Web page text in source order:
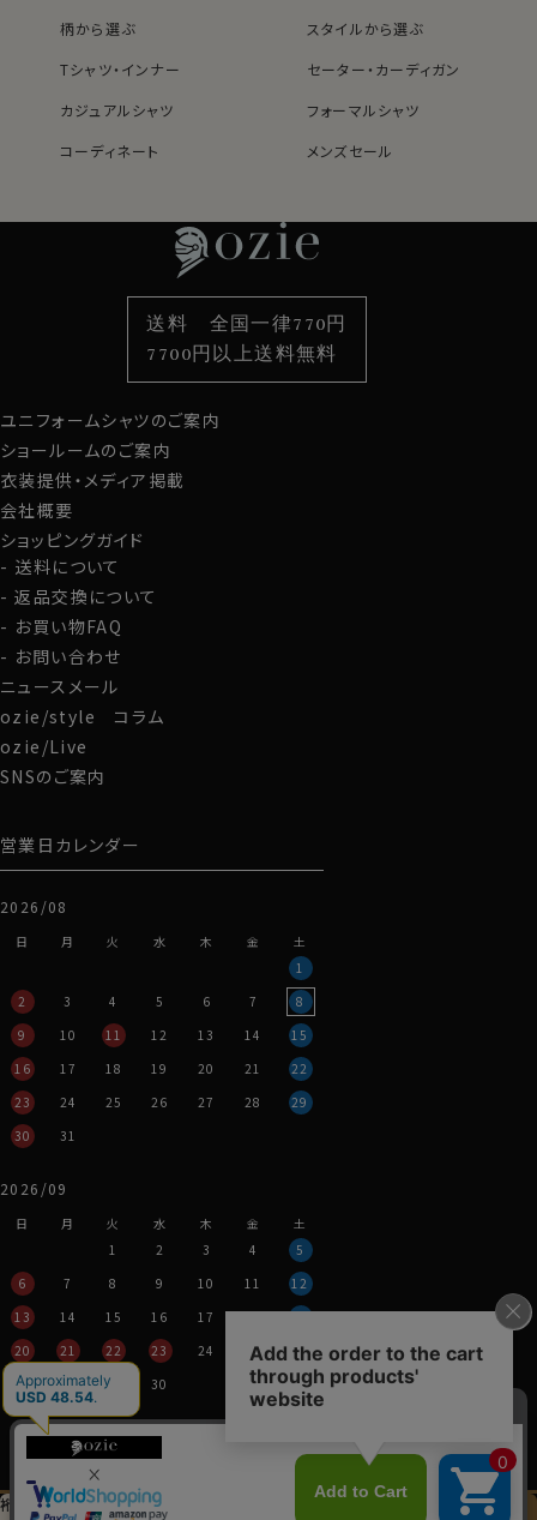
わせてビジネスに、ストレッチ性があるのでゴルフやスポ
ーツに、広範囲にコーディネイトできる人気のソフトスト
ネクタイをする場合は、素材感がおなじニットタイがおす
裄丈加工＆イニシャル刺繍
この商品を
柄から選ぶ
スタイルから選ぶ
Tシャツ・インナー
セーター・カーディガン
カジュアルシャツ
フォーマルシャツ
コーディネート
メンズセール
袖・カフス型から選ぶ
色から選ぶ
柄から選ぶ
スタイルから選ぶ
カジュアルシャツ
定番シャツ
カフスボタン
サスペンダー
財布・名刺入れ
バッグ
ストール・マフラー
グローブ
ユニフォームシャツのご案内
ショールームのご案内
衣装提供・メディア掲載
会社概要
ショッピングガイド
送料について
返品交換について
お買い物FAQ
お問い合わせ
ニュースメール
ozie/style コラム
ozie/Live
SNSのご案内
営業日カレンダー
2026/08
日 月 火 水 木 金
土
1
2
3 4 5 6 7
8
9
10 11 12 13 14
15
16
17 18 19 20 21
22
23
24 25 26 27 28
29
30
31
2026/09
日 月 火 水 木 金
土
1
2 3 4
5
6
7 8 9 10 11
12
13
14 15 16 17 18
19
20
21 22 23 24 25
26
27
28 29 30
送料 全国一律770円
7700円以上送料無料
営業時間：平日11時～17時
定休日：土・日・祝
その都度表示させていただきます。